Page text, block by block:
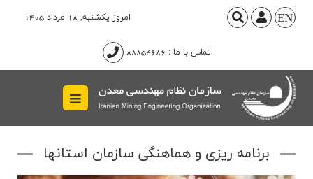
EN امروز يکشنبه, 18 مرداد 1405
تماس با ما : 88854686
برنامه ریزی و هماهنگی سازمان استانها